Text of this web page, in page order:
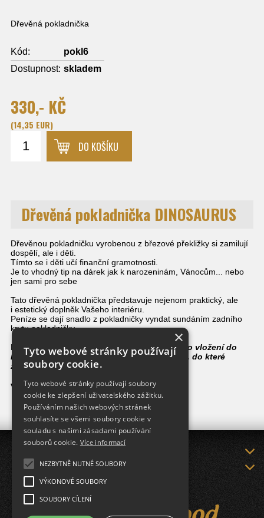
Dřevěná pokladnička
Kód:
pokl6
Dostupnost: skladem
330,- KČ
(14,35 EUR)
DO KOŠÍKU
Dřevěná pokladnička DINOSAURUS
Dřevěnou pokladničku vyrobenou z březové překližky si zamilují
dospělí, ale i děti.
Tímto se i děti učí finanční gramotnosti.
Je to vhodný tip na dárek jak k narozeninám, Vánocům... nebo
jen sami pro sebe
Tato dřevěná pokladnička představuje nejenom praktický , ale
i estetický doplněk Vašeho interiéru.
Peníze se dají snadlo z pokladničky vyndat sundáním zadního
krytu pokladničky.
Pokladničku lze vyrobit i přímo Vám na míru -
po vložení do
košíku naleznete pod produktem poznámku, do které
zapište jaký by jste si přáli obrázek či text
velikost: 17,5 x 10,5 x 6,5 cm
KONTAKT
×
Tyto webové stránky používají
soubory cookie.
Tyto webové stránky používají soubory
cookie ke zlepšení uživatelského zážitku.
Používáním našich webových stránek
souhlasíte se všemi soubory cookie v
souladu s našimi zásadami používání
souborů cookie. Více informací
NEZBYTNĚ NUTNÉ SOUBORY
VÝKONOVÉ SOUBORY
SOUBORY CÍLENÍ